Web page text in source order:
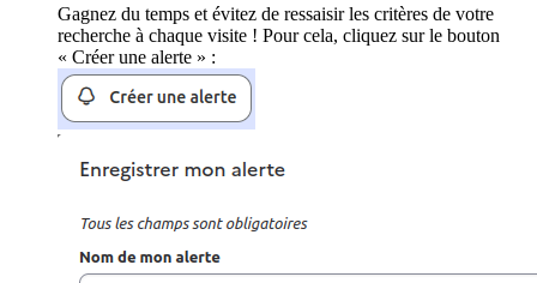
Gagnez du temps et évitez de ressaisir les critères de votre
recherche à chaque visite ! Pour cela, cliquez sur le bouton
« Créer une alerte » :